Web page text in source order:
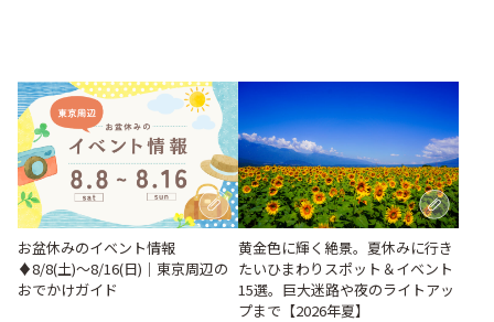
お盆休みのイベント情報
♦︎8/8(土)〜8/16(日)｜東京周辺の
おでかけガイド
黄金色に輝く絶景。夏休みに行き
たいひまわりスポット＆イベント
15選。巨大迷路や夜のライトアッ
プまで【2026年夏】